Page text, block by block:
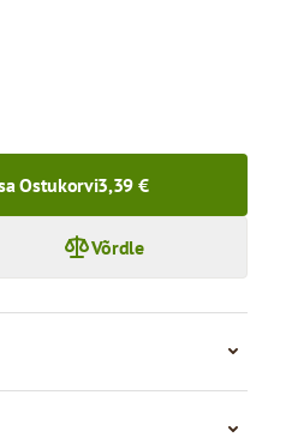
Ostukorvi3,39 €
Võrdle